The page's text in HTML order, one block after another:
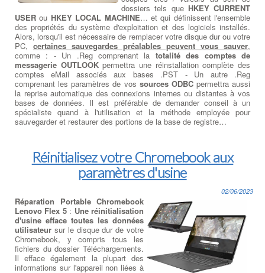
dossiers tels que HKEY CURRENT
USER ou HKEY LOCAL MACHINE… et qui définissent l'ensemble
des propriétés du système d'exploitation et des logiciels installés.
Alors, lorsqu'il est nécessaire de remplacer votre disque dur ou votre
PC, certaines sauvegardes préalables peuvent vous sauver,
comme : - Un .Reg comprenant la totalité des comptes de
messagerie OUTLOOKpermettra une réinstallation complète des
comptes eMail associés aux bases .PST - Un autre .Reg
comprenant les paramètres de vos sources ODBCpermettra aussi
la reprise automatique des connexions internes ou distantes à vos
bases de données. Il est préférable de demander conseil à un
spécialiste quand à l'utilisation et la méthode employée pour
sauvegarder et restaurer des portions de la base de registre…
Réinitialisez votre Chromebook aux
paramètres d'usine
02/06/2023
Réparation Portable Chromebook
Lenovo Flex 5: Une réinitialisation
d'usine efface toutes les données
utilisateur sur le disque dur de votre
Chromebook, y compris tous les
fichiers du dossier Téléchargements.
Il efface également la plupart des
informations sur l'appareil non liées à